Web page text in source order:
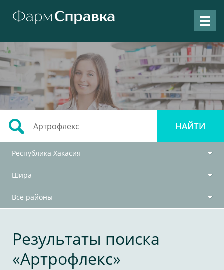
Республика Хакасия
Шира
Все районы
Результаты поиска
«Артрофлекс»